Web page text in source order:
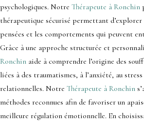
psychologiques. Notre Thérapeute à Ronchin
thérapeutique sécurisé permettant
pensées et les comportements qui peuvent
Grâce à une approche structurée et
Ronchin aide à comprendre l’origine des
liées à des traumatismes, à l’anxiété, au
relationnelles. Notre Thérapeute à Ronchin
méthodes reconnues afin de favoriser un
meilleure régulation émotionnelle. En